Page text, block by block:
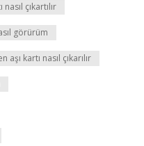
nasıl çıkartılır
görürüm
aşı kartı nasıl çıkarılır